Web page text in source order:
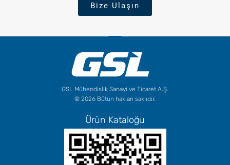
Bize Ulaşın
GSL Mühendislik Sanayi ve Ticaret A.Ş.
© 2026 Bütün hakları saklıdır.
Ürün Kataloğu